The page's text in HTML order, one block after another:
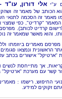
ע"יאלי דורון,
הכותב של מאמר זה
מאמר זה הסכמה לתנאי
"קרדיט", כפי
קרדיט לכותב).
והוא מאשר שמאמר זה
מאמרים ביוזמתו
הראשונית ונמצאו
"ארטיקל" אישורים בכתב
אך מתייחסת
עם מערכת "ארטיקל" בפקס 03-
החיפוש, רישמו :
זקוקים למידע.